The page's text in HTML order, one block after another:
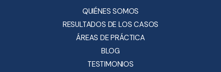
QUIÉNES SOMOS
RESULTADOS DE LOS CASOS
ÁREAS DE PRÁCTICA
BLOG
TESTIMONIOS